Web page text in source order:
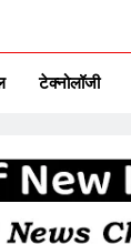
टेक्नोलॉजी